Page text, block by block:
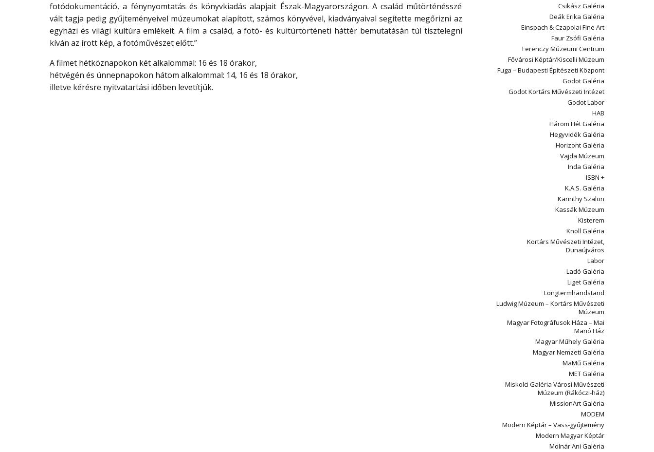
fotódokumentáció, a fénynyomtatás és könyvkiadás alapjait Észak-Magyarországon. A család műtörténésszé
vált tagja pedig gyűjteményeivel múzeumokat alapított, számos könyvével, kiadványaival segítette megőrizni az
egyházi és világi kultúra emlékeit. A film a család, a fotó- és kultúrtörténeti háttér bemutatásán túl tisztelegni
kíván az írott kép, a fotóművészet előtt.”
A filmet hétköznapokon két alkalommal: 16 és 18 órakor,
hétvégén és ünnepnapokon hátom alkalommal: 14, 16 és 18 órakor,
illetve kérésre nyitvatartási időben levetítjük.
Csikász Galéria
Deák Erika Galéria
Einspach & Czapolai Fine Art
Faur Zsófi Galéria
Ferenczy Múzeumi Centrum
Fővárosi Képtár/Kiscelli Múzeum
Fuga – Budapesti Építészeti Központ
Godot Galéria
Godot Kortárs Művészeti Intézet
Godot Labor
HAB
Három Hét Galéria
Hegyvidék Galéria
Horizont Galéria
Vajda Múzeum
Inda Galéria
ISBN +
K.A.S. Galéria
Karinthy Szalon
Kassák Múzeum
Kisterem
Knoll Galéria
Kortárs Művészeti Intézet,
Dunaújváros
Labor
Ladó Galéria
Liget Galéria
Longtermhandstand
Ludwig Múzeum – Kortárs Művészeti
Múzeum
Magyar Fotográfusok Háza – Mai
Manó Ház
Magyar Műhely Galéria
Magyar Nemzeti Galéria
MaMű Galéria
MET Galéria
Miskolci Galéria Városi Művészeti
Múzeum (Rákóczi-ház)
MissionArt Galéria
MODEM
Modern Képtár – Vass-gyűjtemény
Modern Magyar Képtár
Molnár Ani Galéria